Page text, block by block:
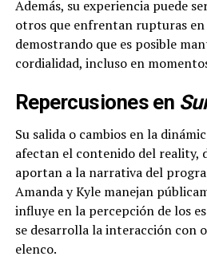
Además, su experiencia puede
otros que enfrentan rupturas en
demostrando que es posible
cordialidad, incluso en
Repercusiones en
Su salida o cambios en la
afectan el contenido del reality,
aportan a la narrativa del
Amanda y Kyle manejan
influye en la percepción de los
se desarrolla la interacción con
elenco.